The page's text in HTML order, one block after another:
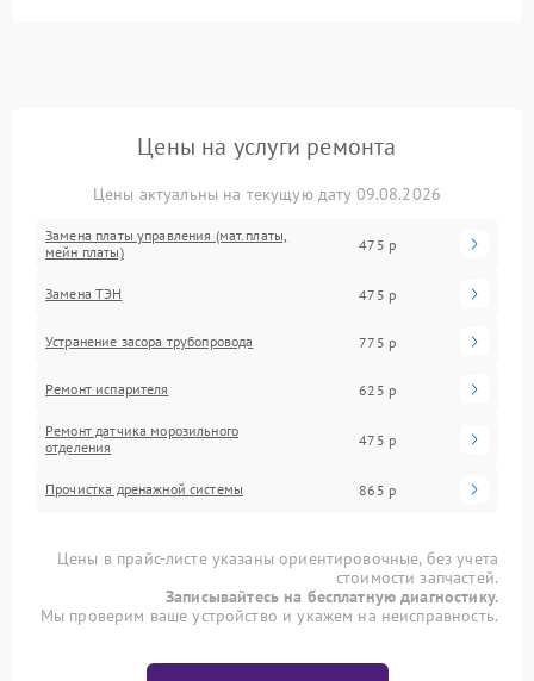
Цены на услуги ремонта
Цены актуальны на текущую дату 09.08.2026
Замена платы управления (мат.платы,
мейн платы)
475 р
Замена ТЭН 475 р
Устранение засора трубопровода 775 р
Ремонт испарителя 625 р
Ремонт датчика морозильного
отделения
475 р
Прочистка дренажной системы 865 р
Цены в прайс-листе указаны ориентировочные, без учета
стоимости запчастей.
Записывайтесь на бесплатную диагностику.
Мы проверим ваше устройство и укажем на неисправность.